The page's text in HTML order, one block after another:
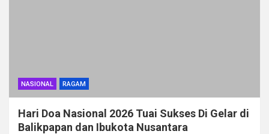
NASIONAL RAGAM
Hari Doa Nasional 2026 Tuai Sukses Di Gelar di
Balikpapan dan Ibukota Nusantara